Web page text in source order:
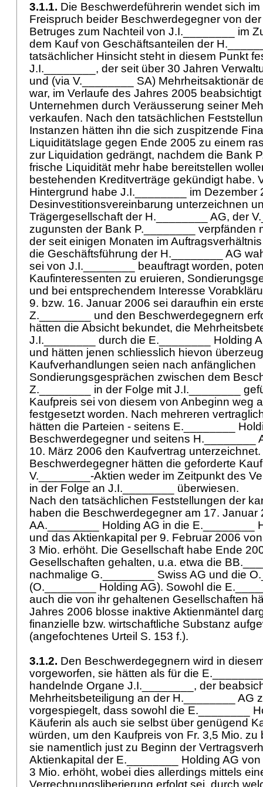
3.1.1. Die Beschwerdeführerin wendet sich
Freispruch beider Beschwerdegegner von
Betruges zum Nachteil von J.I.________ im
dem Kauf von Geschäftsanteilen der
tatsächlicher Hinsicht steht in diesem Punkt
J.I.________, der seit über 30 Jahren
und (via V.________ SA) Mehrheitsaktionär
war, im Verlaufe des Jahres 2005
Unternehmen durch Veräusserung seiner
verkaufen. Nach den tatsächlichen
Instanzen hätten ihn die sich zuspitzende
Liquiditätslage gegen Ende 2005 zu einem
zur Liquidation gedrängt, nachdem die Bank
frische Liquidität mehr habe bereitstellen
bestehenden Kreditverträge gekündigt habe.
Hintergrund habe J.I.________ im Dezember
Desinvestitionsvereinbarung unterzeichnen
Trägergesellschaft der H.________ AG, der
zugunsten der Bank P.________ verpfänden
der seit einigen Monaten im
die Geschäftsführung der H.________ AG
sei von J.I.________ beauftragt worden,
Kaufinteressenten zu eruieren,
und bei entsprechendem Interesse
9. bzw. 16. Januar 2006 sei daraufhin ein
Z.________ und den Beschwerdegegnern
hätten die Absicht bekundet, die
J.I.________ durch die E.________ Holding
und hätten jenen schliesslich hievon
Kaufverhandlungen seien nach anfänglichen
Sondierungsgesprächen zwischen dem
Z.________ in der Folge mit J.I.________
Kaufpreis sei von diesem von Anbeginn weg
festgesetzt worden. Nach mehreren
hätten die Parteien - seitens E.________
Beschwerdegegner und seitens H.________
10. März 2006 den Kaufvertrag unterzeichnet.
Beschwerdegegner hätten die geforderte
V.________-Aktien weder im Zeitpunkt des
in der Folge an J.I.________ überwiesen.
Nach den tatsächlichen Feststellungen der
haben die Beschwerdegegner am 17. Januar
AA.________ Holding AG in die E.________
und das Aktienkapital per 9. Februar 2006
3 Mio. erhöht. Die Gesellschaft habe Ende
Gesellschaften gehalten, u.a. etwa die
nachmalige G.________ Swiss AG und die
(O.________ Holding AG). Sowohl die
auch die von ihr gehaltenen Gesellschaften
Jahres 2006 blosse inaktive Aktienmäntel
finanzielle bzw. wirtschaftliche Substanz
(angefochtenes Urteil S. 153 f.).
3.1.2. Den Beschwerdegegnern wird in
vorgeworfen, sie hätten als für die
handelnde Organe J.I.________, der
Mehrheitsbeteiligung an der H.________ AG
vorgespiegelt, dass sowohl die E.________
Käuferin als auch sie selbst über genügend
würden, um den Kaufpreis von Fr. 3,5 Mio. zu
sie namentlich just zu Beginn der
Aktienkapital der E.________ Holding AG
3 Mio. erhöht, wobei dies allerdings mittels
Verrechnungsliberierung erfolgt sei, durch